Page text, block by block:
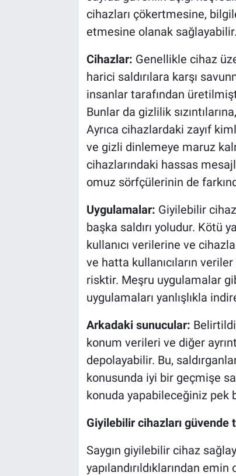
cihazları çökertmesine,
etmesine olanak sağlayabilir.
Cihazlar: Genellikle cihaz
harici saldırılara karşı
insanlar tarafından
Bunlar da gizlilik
Ayrıca cihazlardaki zayıf
ve gizli dinlemeye maruz
cihazlarındaki hassas
omuz sörfçülerinin de
Uygulamalar: Giyilebilir
başka saldırı yoludur. Kötü
kullanıcı verilerine ve
ve hatta kullanıcıların
risktir. Meşru uygulamalar
uygulamaları yanlışlıkla
Arkadaki sunucular:
konum verileri ve diğer
depolayabilir. Bu,
konusunda iyi bir geçmişe
konuda yapabileceğiniz pek
Giyilebilir cihazları güvende
Saygın giyilebilir cihaz
yapılandırıldıklarından